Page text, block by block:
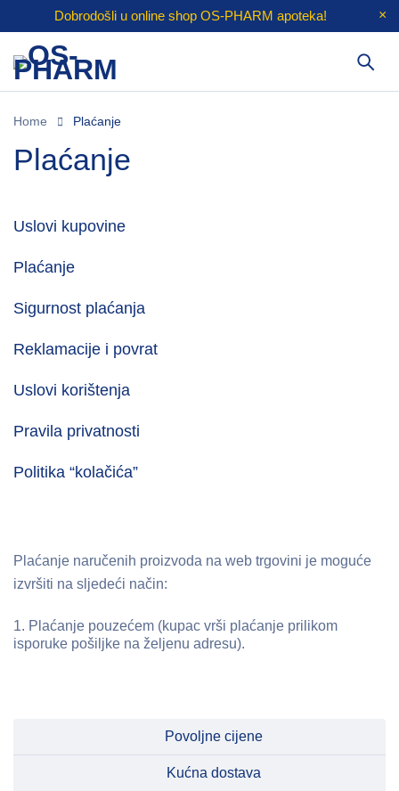
Dobrodošli u online shop OS-PHARM apoteka!
Home Plaćanje
Plaćanje
Uslovi kupovine
Plaćanje
Sigurnost plaćanja
Reklamacije i povrat
Uslovi korištenja
Pravila privatnosti
Politika “kolačića”
Plaćanje naručenih proizvoda na web trgovini je moguće
izvršiti na sljedeći način:
Plaćanje pouzećem (kupac vrši plaćanje prilikom
isporuke pošiljke na željenu adresu).
Povoljne cijene
Kućna dostava